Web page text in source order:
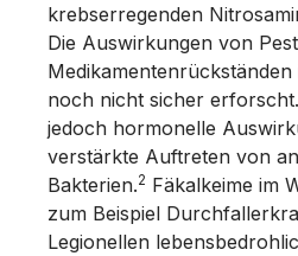
krebserregenden
Die Auswirkungen von
noch nicht sicher
jedoch hormonelle
verstärkte Auftreten von
Bakterien.2 Fäkalkeime im
zum Beispiel
Legionellen